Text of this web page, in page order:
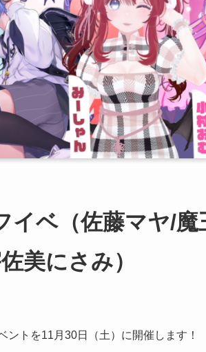
イベ（佐藤マヤ/
美にさみ）
ントを11月30日（土）に開催します！